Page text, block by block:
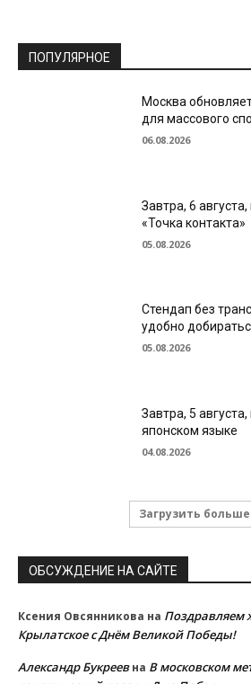
ПОПУЛЯРНОЕ
Москва
для массового
06.08.2026
Завтра, 6
«Точка контакта»
05.08.2026
Стендап без
удобно
05.08.2026
Завтра, 5
японском языке
04.08.2026
Загрузить больше
ОБСУЖДЕНИЕ НА САЙТЕ
Ксения Овсянникова на Поздравляем
Крылатское с Днём Великой Победы!
Александр Букреевна В московском